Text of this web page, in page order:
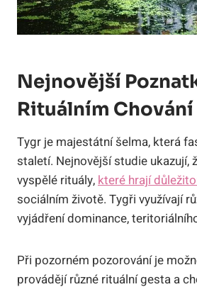
Nejnovější
Rituálním Chování
Tygr je majestátní šelma, která
staletí. Nejnovější studie ukazují,
vyspělé rituály, které hrají
sociálním životě. Tygři využívají
vyjádření dominance,
Při pozorném pozorování je
provádějí různé rituální gesta a